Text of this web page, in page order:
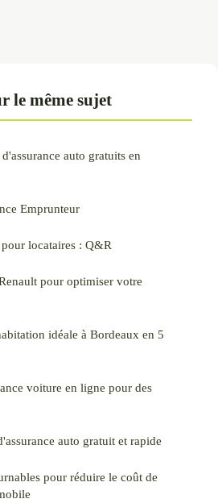
le même sujet
auto gratuits en
Emprunteur
locataires : Q&R
pour optimiser votre
idéale à Bordeaux en 5
voiture en ligne pour des
auto gratuit et rapide
pour réduire le coût de